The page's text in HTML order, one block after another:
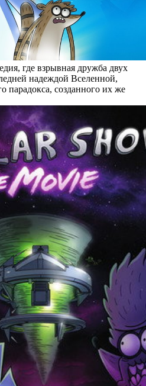
где взрывная дружба двух
надеждой Вселенной,
парадокса, созданного их же